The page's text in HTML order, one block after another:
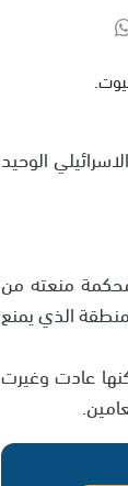
الوحيد
منعته من
الذي يمنع
عادت وغيرت